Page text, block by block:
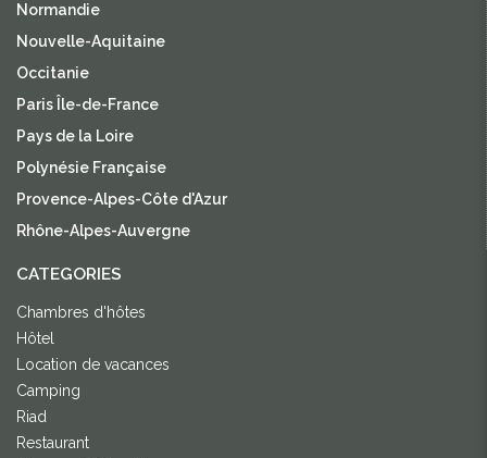
Normandie
Nouvelle-Aquitaine
Occitanie
Paris Île-de-France
Pays de la Loire
Polynésie Française
Provence-Alpes-Côte d'Azur
Rhône-Alpes-Auvergne
CATEGORIES
Chambres d'hôtes
Hôtel
Location de vacances
Camping
Riad
Restaurant